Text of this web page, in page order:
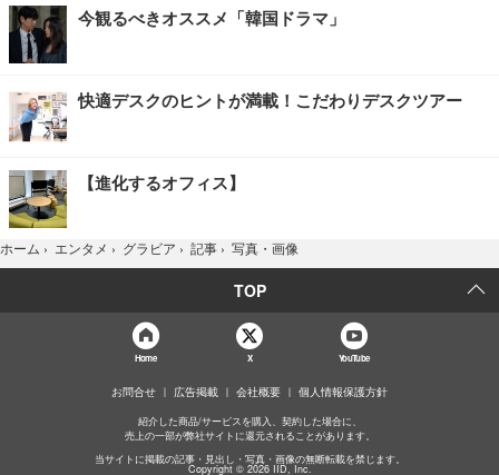
今観るべきオススメ「韓国ドラマ」
快適デスクのヒントが満載！こだわりデスクツアー
【進化するオフィス】
ホーム › エンタメ › グラビア › 記事 › 写真・画像
TOP
Home X YouTube
お問合せ 広告掲載 会社概要 個人情報保護方針
紹介した商品/サービスを購入、契約した場合に、
売上の一部が弊社サイトに還元されることがあります。
当サイトに掲載の記事・見出し・写真・画像の無断転載を禁じます。
Copyright © 2026 IID, Inc.